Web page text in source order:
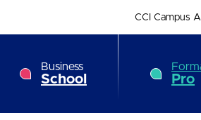
CCI Campus
Business
School Pro